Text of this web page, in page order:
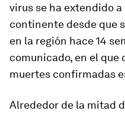
virus se ha extendido
continente desde que
en la región hace 14
comunicado, en el que
muertes confirmadas
Alrededor de la mitad